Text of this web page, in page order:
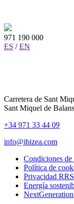
971 190 000
ES / EN
Carretera de Sant
Sant Miquel de
+34 971 33 44 09
info@ibizea.com
Condiciones de
Política de
Privacidad
Energía